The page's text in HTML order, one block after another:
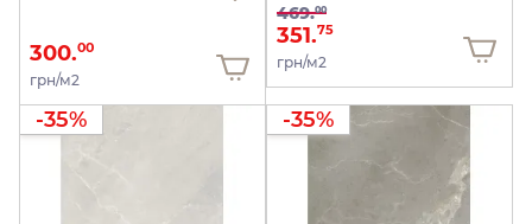
300.00
грн/м2
469.00
351.75
грн/м2
-35% -35%